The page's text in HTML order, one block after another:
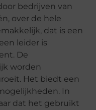
bedrijven van
over de hele
dat is een
leider is
De
worden
Het biedt een
In
dat het gebruikt